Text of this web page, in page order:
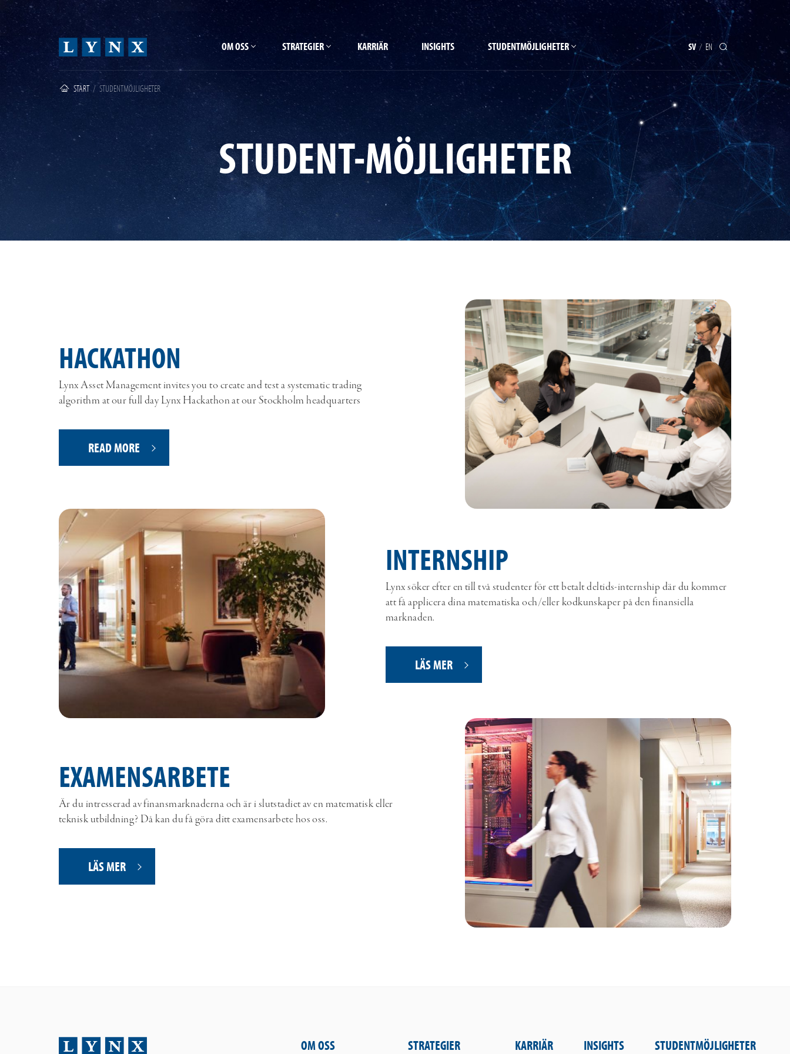
OM OSS STRATEGIER KARRIÄR INSIGHTS STUDENTMÖJLIGHETER SV / EN
START / STUDENTMÖJLIGHETER
STUDENT-MÖJLIGHETER
HACKATHON
Lynx Asset Management invites you to create and test a systematic trading
algorithm at our full day Lynx Hackathon at our Stockholm headquarters
READ MORE
INTERNSHIP
Lynx söker efter en till två studenter för ett betalt deltids-internship där du kommer
att få applicera dina matematiska och/eller kodkunskaper på den finansiella
marknaden.
LÄS MER
EXAMENSARBETE
Är du intresserad av finansmarknaderna och är i slutstadiet av en matematisk eller
teknisk utbildning? Då kan du få göra ditt examensarbete hos oss.
LÄS MER
OM OSS STRATEGIER KARRIÄR INSIGHTS STUDENTMÖJLIGHETER